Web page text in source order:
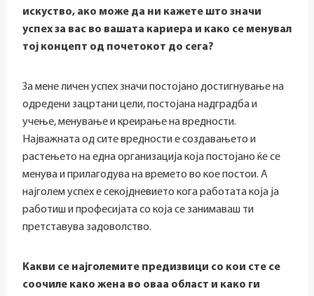
искуство, ако може да ни кажете што значи
успех за вас во вашата кариера и како се менувал
тој концепт од почетокот до сега?
За мене личен успех значи постојано достигнување на
одредени зацртани цели, постојана надградба и
учење, менување и креирање на вредности.
Најважната од сите вредности е создавањето и
растењето на една организација која постојано ќе се
менува и прилагодува на времето во кое постои. А
најголем успех е секојдневието кога работата која ја
работиш и професијата со која се занимаваш ти
претставува задоволство.
Какви се најголемите предизвици со кои сте се
соочиле како жена во оваа област и како ги